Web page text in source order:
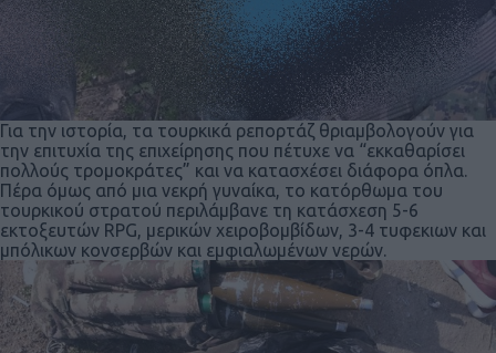
Για την ιστορία, τα τουρκικά ρεπορτάζ θριαμβολογούν για
την επιτυχία της επιχείρησης που πέτυχε να “εκκαθαρίσει
πολλούς τρομοκράτες” και να κατασχέσει διάφορα όπλα.
Πέρα όμως από μια νεκρή γυναίκα, το κατόρθωμα του
τουρκικού στρατού περιλάμβανε τη κατάσχεση 5-6
εκτοξευτών RPG, μερικών χειροβομβίδων, 3-4 τυφεκιων και
μπόλικων κονσερβών και εμφιαλωμένων νερών.